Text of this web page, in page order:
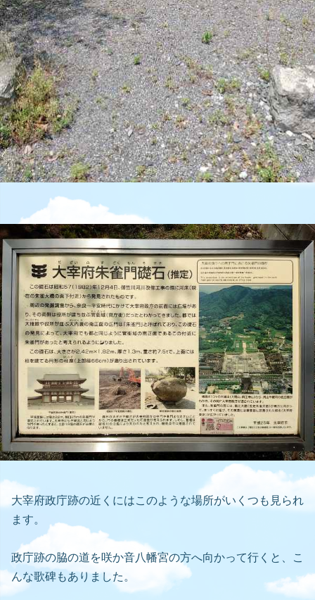
大宰府政庁跡の近くにはこのような場所がいくつも見られ
ます。
政庁跡の脇の道を咲か音八幡宮の方へ向かって行くと、こ
んな歌碑もありました。